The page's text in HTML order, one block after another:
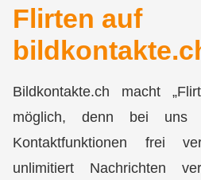
Flirten auf
Bildkontakte.ch macht
möglich, denn bei uns
Kontaktfunktionen frei
unlimitiert Nachrichten